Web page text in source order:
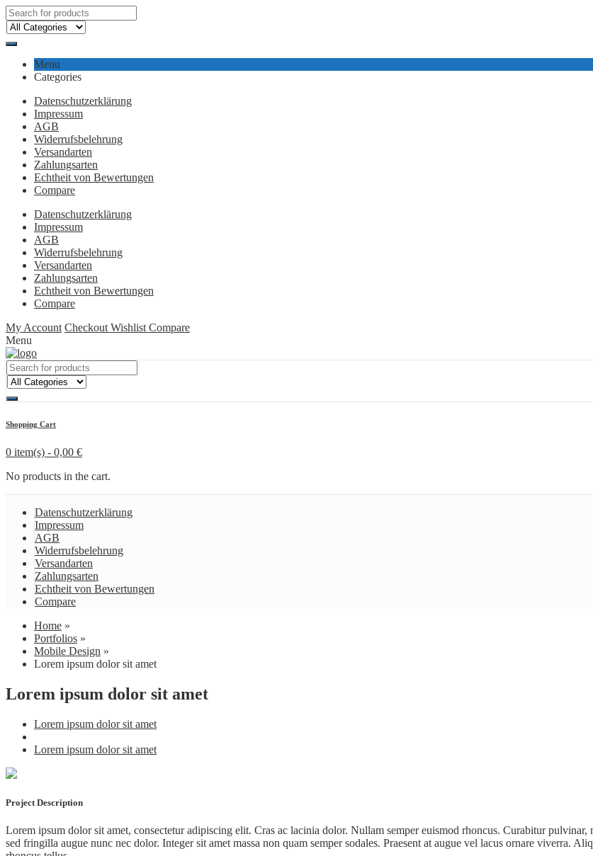
Menu
Categories
Datenschutzerklärung
Impressum
AGB
Widerrufsbelehrung
Versandarten
Zahlungsarten
Echtheit von Bewertungen
Compare
Datenschutzerklärung
Impressum
AGB
Widerrufsbelehrung
Versandarten
Zahlungsarten
Echtheit von Bewertungen
Compare
My Account Checkout Wishlist Compare
Menu
Shopping Cart
0 item(s) - 0,00 €
No products in the cart.
Datenschutzerklärung
Impressum
AGB
Widerrufsbelehrung
Versandarten
Zahlungsarten
Echtheit von Bewertungen
Compare
Home »
Portfolios »
Mobile Design »
Lorem ipsum dolor sit amet
Lorem ipsum dolor sit amet
Lorem ipsum dolor sit amet
Lorem ipsum dolor sit amet
Project Description
Lorem ipsum dolor sit amet, consectetur adipiscing elit. Cras ac lacinia dolor. Nullam semper euismod rhoncus. Curabitur pulvinar,
sed fringilla augue nunc nec dolor. Integer sit amet massa non quam semper sodales. Praesent at augue vel lacus ornare viverra.